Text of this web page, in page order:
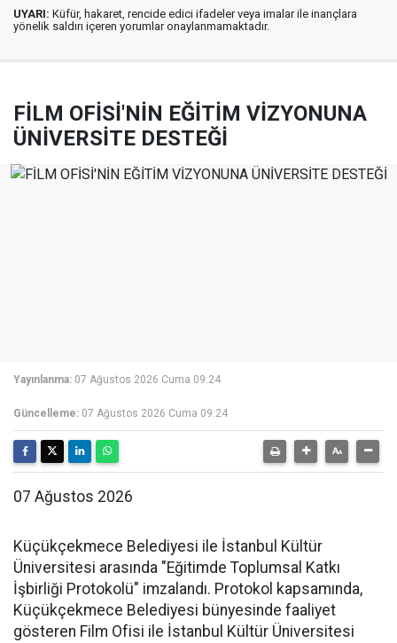
UYARI: Küfür, hakaret, rencide edici ifadeler veya imalar ile inançlara
yönelik saldırı içeren yorumlar onaylanmamaktadır.
FİLM OFİSİ'NİN EĞİTİM VİZYONUNA
ÜNİVERSİTE DESTEĞİ
Yayınlanma: 07 Ağustos 2026 Cuma 09:24
Güncelleme: 07 Ağustos 2026 Cuma 09:24
07 Ağustos 2026
Küçükçekmece Belediyesi ile İstanbul Kültür
Üniversitesi arasında "Eğitimde Toplumsal Katkı
İşbirliği Protokolü" imzalandı. Protokol kapsamında,
Küçükçekmece Belediyesi bünyesinde faaliyet
gösteren Film Ofisi ile İstanbul Kültür Üniversitesi